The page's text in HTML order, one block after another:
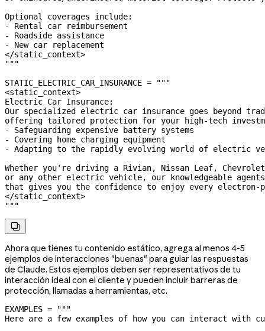
Optional coverages include:
- Rental car reimbursement
- Roadside assistance
- New car replacement
</static_context>
"""
STATIC_ELECTRIC_CAR_INSURANCE = """
<static_context>
Electric Car Insurance:
Our specialized electric car insurance goes beyond
offering tailored protection for your high-tech
- Safeguarding expensive battery systems
- Covering home charging equipment
- Adapting to the rapidly evolving world of electric
Whether you're driving a Rivian, Nissan Leaf,
or any other electric vehicle, our knowledgeable
that gives you the confidence to enjoy every electron-
</static_context>
"""

Ahora que tienes tu contenido estático, agrega al menos 4-5
ejemplos de interacciones "buenas" para guiar las respuestas
de Claude. Estos ejemplos deben ser representativos de tu
interacción ideal con el cliente y pueden incluir barreras de
protección, llamadas a herramientas, etc.
EXAMPLES = """
Here are a few examples of how you can interact with